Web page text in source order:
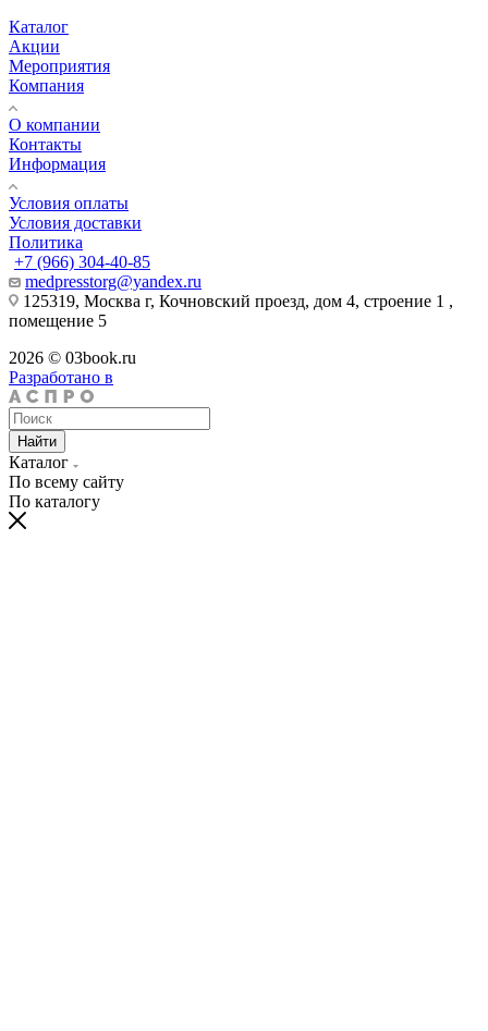
Каталог
Акции
Мероприятия
Компания
О компании
Контакты
Информация
Условия оплаты
Условия доставки
Политика
+7 (966) 304-40-85
medpresstorg@yandex.ru
125319, Москва г, Кочновский проезд, дом 4, строение 1 ,
помещение 5
2026 © 03book.ru
Разработано в
Найти
Каталог
По всему сайту
По каталогу